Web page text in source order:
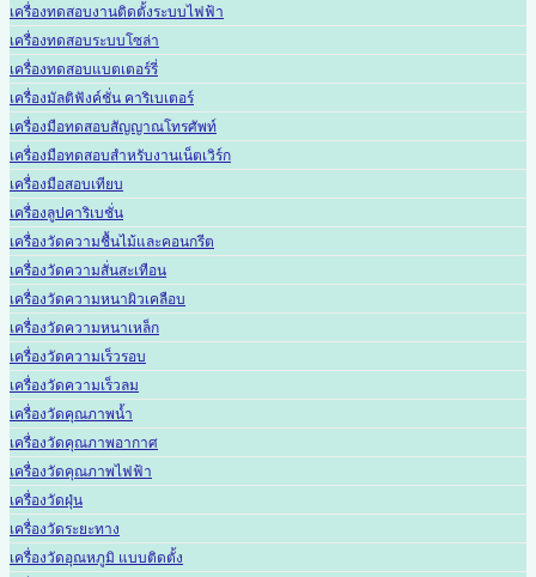
เครื่องทดสอบงานติดตั้งระบบไฟฟ้า
เครื่องทดสอบระบบโซล่า
เครื่องทดสอบแบตเตอร์รี่
เครื่องมัลติฟังค์ชั่น คาริเบเตอร์
เครื่องมือทดสอบสัญญาณโทรศัพท์
เครื่องมือทดสอบสำหรับงานเน็ตเวิร์ก
เครื่องมือสอบเทียบ
เครื่องลูปคาริเบชั่น
เครื่องวัดความชื้นไม้และคอนกรีต
เครื่องวัดความสั่นสะเทือน
เครื่องวัดความหนาผิวเคลือบ
เครื่องวัดความหนาเหล็ก
เครื่องวัดความเร็วรอบ
เครื่องวัดความเร็วลม
เครื่องวัดคุณภาพน้ำ
เครื่องวัดคุณภาพอากาศ
เครื่องวัดคุณภาพไฟฟ้า
เครื่องวัดฝุ่น
เครื่องวัดระยะทาง
เครื่องวัดอุณหภูมิ แบบติดตั้ง